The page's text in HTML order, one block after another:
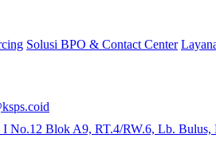
Solusi BPO & Contact Center
No.12 Blok A9, RT.4/RW.6, Lb. Bulus,